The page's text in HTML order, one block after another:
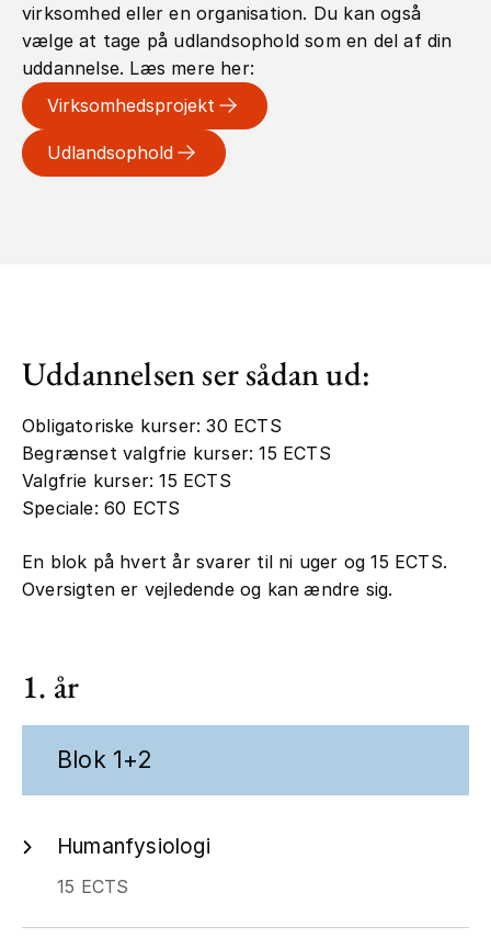
virksomhed eller en organisation. Du kan også
vælge at tage på udlandsophold som en del af din
uddannelse. Læs mere her:
Virksomhedsprojekt
Udlandsophold
Uddannelsen ser sådan ud:
Obligatoriske kurser: 30 ECTS
Begrænset valgfrie kurser: 15 ECTS
Valgfrie kurser: 15 ECTS
Speciale: 60 ECTS
En blok på hvert år svarer til ni uger og 15 ECTS.
Oversigten er vejledende og kan ændre sig.
1. år
Blok 1+2
Humanfysiologi
15 ECTS